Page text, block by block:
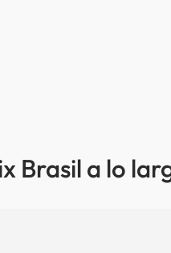
Brasil a lo